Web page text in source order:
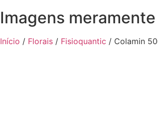
Imagens
Início / Florais / Fisioquantic / Colamin